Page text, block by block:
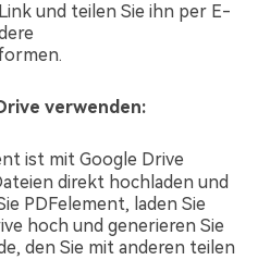
und teilen Sie ihn per E-
verwenden:
ist mit Google Drive
direkt hochladen und
PDFelement, laden Sie
hoch und generieren Sie
den Sie mit anderen teilen